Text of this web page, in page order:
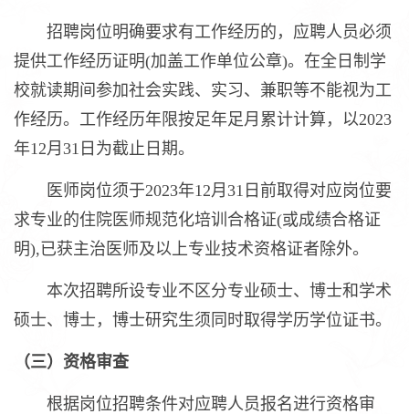
招聘岗位明确要求有工作经历的，应聘人员必须
提供工作经历证明(加盖工作单位公章)。在全日制学
校就读期间参加社会实践、实习、兼职等不能视为工
作经历。工作经历年限按足年足月累计计算，以2023
年12月31日为截止日期。
医师岗位须于2023年12月31日前取得对应岗位要
求专业的住院医师规范化培训合格证(或成绩合格证
明),已获主治医师及以上专业技术资格证者除外。
本次招聘所设专业不区分专业硕士、博士和学术
硕士、博士，博士研究生须同时取得学历学位证书。
（三）资格审查
根据岗位招聘条件对应聘人员报名进行资格审